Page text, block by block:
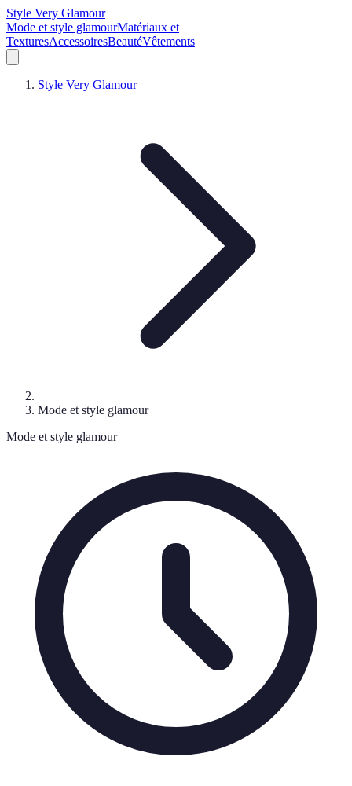
Style Very Glamour
Mode et style glamourMatériaux et
TexturesAccessoiresBeautéVêtements
Style Very Glamour
Mode et style glamour
Mode et style glamour